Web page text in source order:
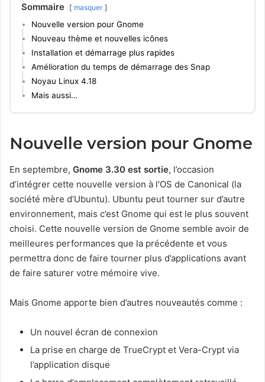
Sommaire masquer
Nouvelle version pour Gnome
Nouveau thème et nouvelles icônes
Installation et démarrage plus rapides
Amélioration du temps de démarrage des Snap
Noyau Linux 4.18
Mais aussi…
Nouvelle version pour Gnome
En septembre, Gnome 3.30 est sortie, l’occasion
d’intégrer cette nouvelle version à l’OS de Canonical (la
société mère d’Ubuntu). Ubuntu peut tourner sur d’autre
environnement, mais c’est Gnome qui est le plus souvent
choisi. Cette nouvelle version de Gnome semble avoir de
meilleures performances que la précédente et vous
permettra donc de faire tourner plus d’applications avant
de faire saturer votre mémoire vive.
Mais Gnome apporte bien d’autres nouveautés comme :
Un nouvel écran de connexion
La prise en charge de TrueCrypt et Vera-Crypt via
l’application disque